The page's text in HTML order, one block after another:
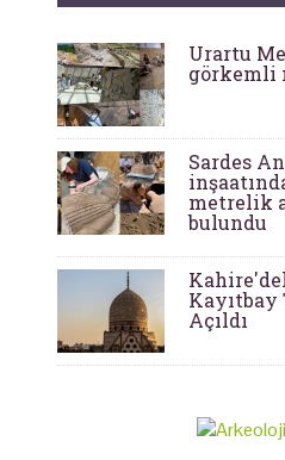
Urartu
görkemli
Sardes
metrelik
bulundu
Kayıtbay
Açıldı